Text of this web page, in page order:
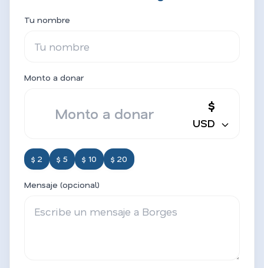
Tu nombre
Monto a donar
$
USD
$ 2 $ 5 $ 10 $ 20
Mensaje (opcional)